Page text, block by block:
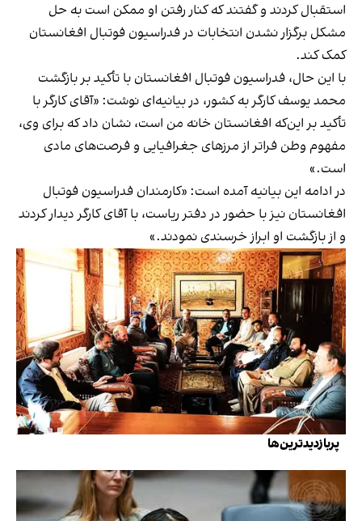
استقبال کردند و گفتند که کنار رفتن او ممکن است به حل
مشکل برگزار نشدن انتخابات در فدراسیون فوتبال افغانستان
کمک کند.
با این حال، فدراسیون فوتبال افغانستان با تأکید بر بازگشت
محمد یوسف کارگر به کشور، در بیانیه‌ای نوشت: «آقای کارگر با
تأکید بر این‌که افغانستان خانه من است، نشان داد که برای وی،
مفهوم وطن فراتر از مرزهای جغرافیایی و فرصت‌های مادی
است.»
در ادامه این بیانیه آمده است: «کارمندان فدراسیون فوتبال
افغانستان نیز با حضور در دفتر ریاست، با آقای کارگر دیدار کردند
و از بازگشت او ابراز خرسندی نمودند.»
پربازدیدترین‌ها